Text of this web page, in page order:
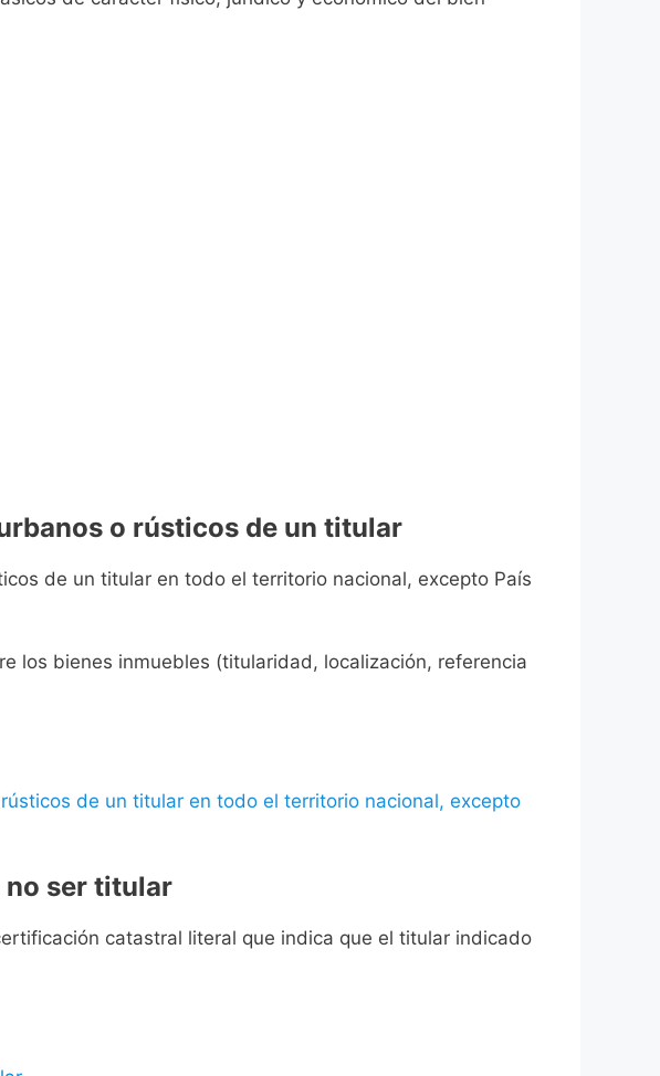
o rústicos de un titular
de un titular en todo el territorio nacional, excepto País
los bienes inmuebles (titularidad, localización, referencia
de un titular en todo el territorio nacional, excepto
ser titular
catastral literal que indica que el titular indicado